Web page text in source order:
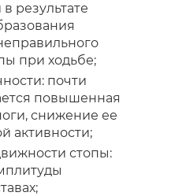
результате
при ходьбе;
почти
повышенная
снижение ее
активности;
стопы: